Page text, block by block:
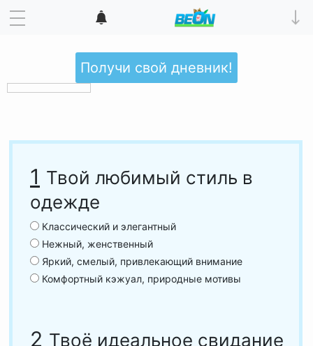
Получи свой дневник!
1 Твой любимый стиль в
одежде
Классический и элегантный
Нежный, женственный
Яркий, смелый, привлекающий внимание
Комфортный кэжуал, природные мотивы
2 Твоё идеальное свидание